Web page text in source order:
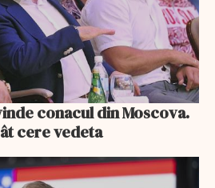
conacul din Moscova.
cere vedeta